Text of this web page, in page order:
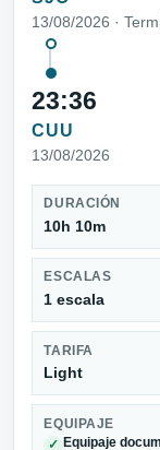
13/08/2026 ·
23:36
CUU
13/08/2026
DURACIÓN
10h 10m
ESCALAS
1 escala
TARIFA
Light
EQUIPAJE
✓ Equipaje